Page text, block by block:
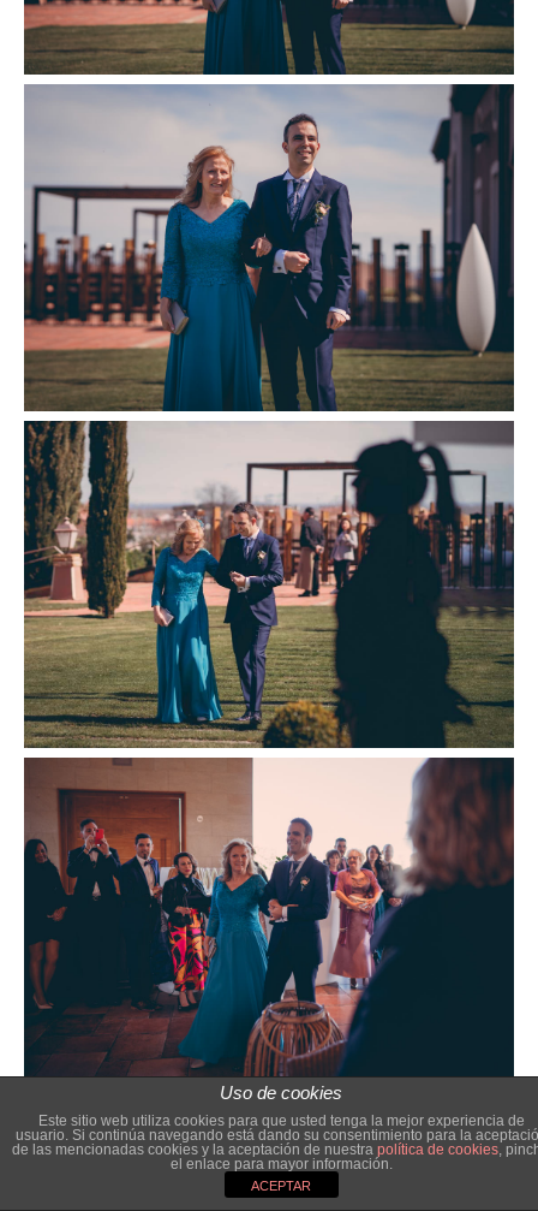
Uso de cookies
Este sitio web utiliza cookies para que usted tenga la mejor experiencia de
usuario. Si continúa navegando está dando su consentimiento para la
de las mencionadas cookies y la aceptación de nuestra política de cookies,
el enlace para mayor información.
ACEPTAR
¡Escríbenos!